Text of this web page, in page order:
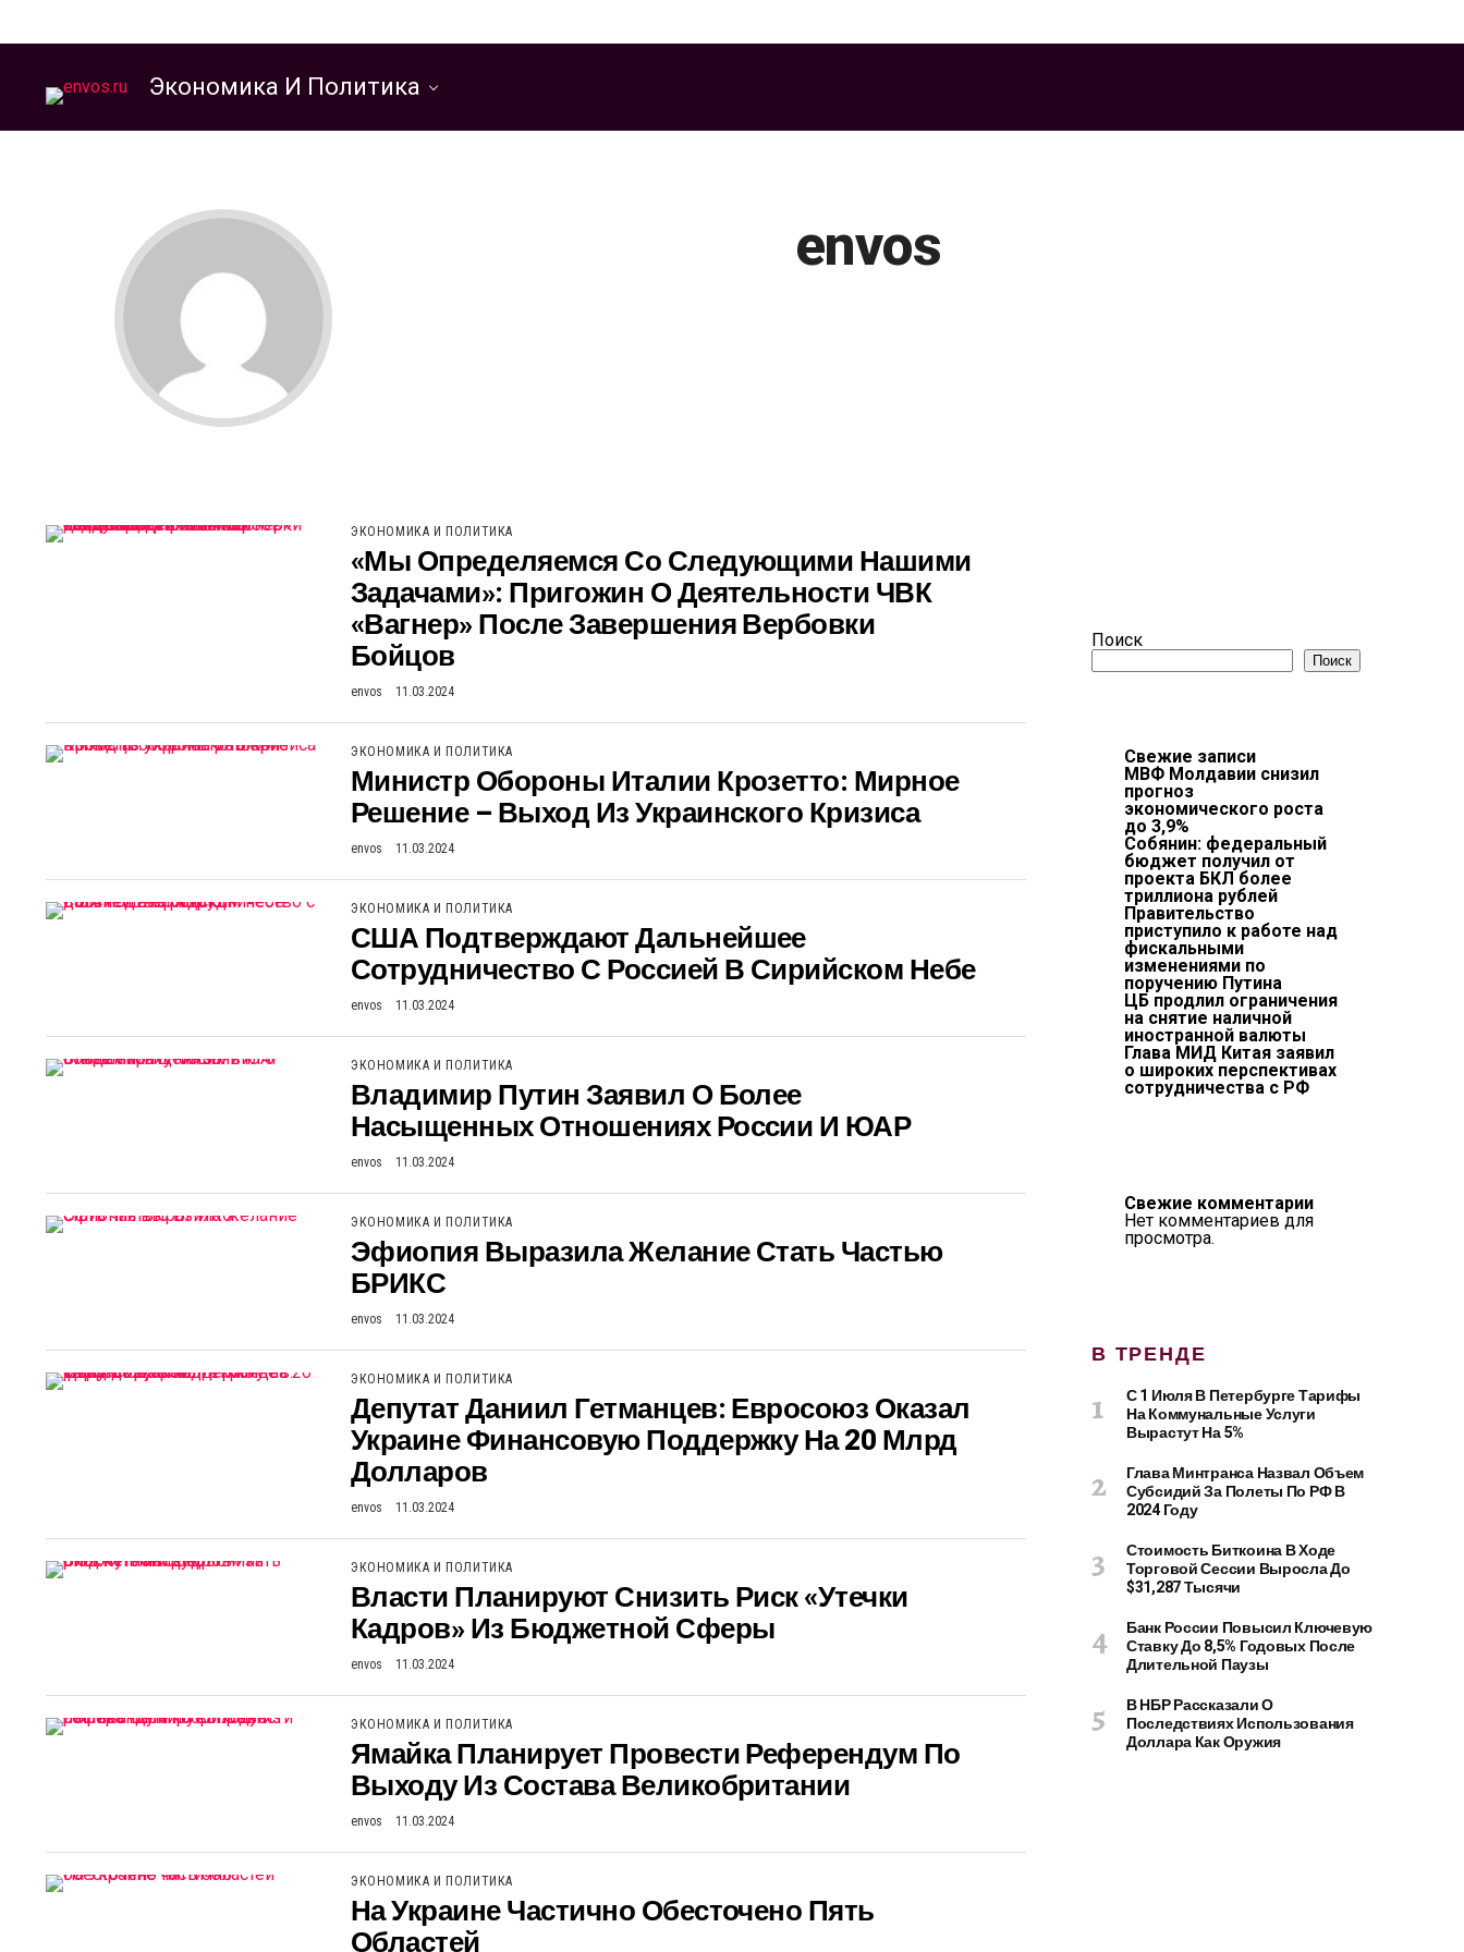
Экономика И Политика
envos
ЭКОНОМИКА И ПОЛИТИКА
«Мы Определяемся Со Следующими Нашими
Задачами»: Пригожин О Деятельности ЧВК
«Вагнер» После Завершения Вербовки
Бойцов
envos 11.03.2024
ЭКОНОМИКА И ПОЛИТИКА
Министр Обороны Италии Крозетто: Мирное
Решение – Выход Из Украинского Кризиса
envos 11.03.2024
ЭКОНОМИКА И ПОЛИТИКА
США Подтверждают Дальнейшее
Сотрудничество С Россией В Сирийском Небе
envos 11.03.2024
ЭКОНОМИКА И ПОЛИТИКА
Владимир Путин Заявил О Более
Насыщенных Отношениях России И ЮАР
envos 11.03.2024
ЭКОНОМИКА И ПОЛИТИКА
Эфиопия Выразила Желание Стать Частью
БРИКС
envos 11.03.2024
ЭКОНОМИКА И ПОЛИТИКА
Депутат Даниил Гетманцев: Евросоюз Оказал
Украине Финансовую Поддержку На 20 Млрд
Долларов
envos 11.03.2024
ЭКОНОМИКА И ПОЛИТИКА
Власти Планируют Снизить Риск «утечки
Кадров» Из Бюджетной Сферы
envos 11.03.2024
ЭКОНОМИКА И ПОЛИТИКА
Ямайка Планирует Провести Референдум По
Выходу Из Состава Великобритании
envos 11.03.2024
ЭКОНОМИКА И ПОЛИТИКА
На Украине Частично Обесточено Пять
Областей
Поиск
Поиск
Свежие записи
МВФ Молдавии снизил
прогноз
экономического роста
до 3,9%
Собянин: федеральный
бюджет получил от
проекта БКЛ более
триллиона рублей
Правительство
приступило к работе над
фискальными
изменениями по
поручению Путина
ЦБ продлил ограничения
на снятие наличной
иностранной валюты
Глава МИД Китая заявил
о широких перспективах
сотрудничества с РФ
Свежие комментарии
Нет комментариев для
просмотра.
В ТРЕНДЕ
С 1 Июля В Петербурге Тарифы
На Коммунальные Услуги
Вырастут На 5%
Глава Минтранса Назвал Объем
Субсидий За Полеты По РФ В
2024 Году
Стоимость Биткоина В Ходе
Торговой Сессии Выросла До
$31,287 Тысячи
Банк России Повысил Ключевую
Ставку До 8,5% Годовых После
Длительной Паузы
В НБР Рассказали О
Последствиях Использования
Доллара Как Оружия